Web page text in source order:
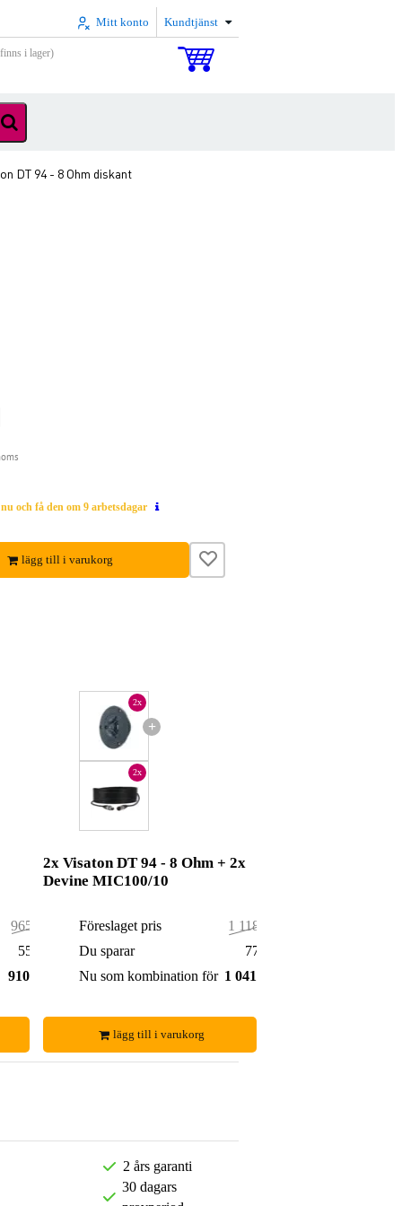
Mitt konto Kundtjänst
i lager)
DT 94 - 8 Ohm diskant
och få den om 9 arbetsdagar
lägg till i varukorg
965,00 kr
55,00 kr
910,00 kr
+
2x
2x
2x Visaton DT 94 - 8 Ohm + 2x
Devine MIC100/10
Föreslaget pris
1 118,00 kr
Du sparar
77,00 kr
Nu som kombination för 1 041,00 kr
lägg till i varukorg
2 års garanti
30 dagars